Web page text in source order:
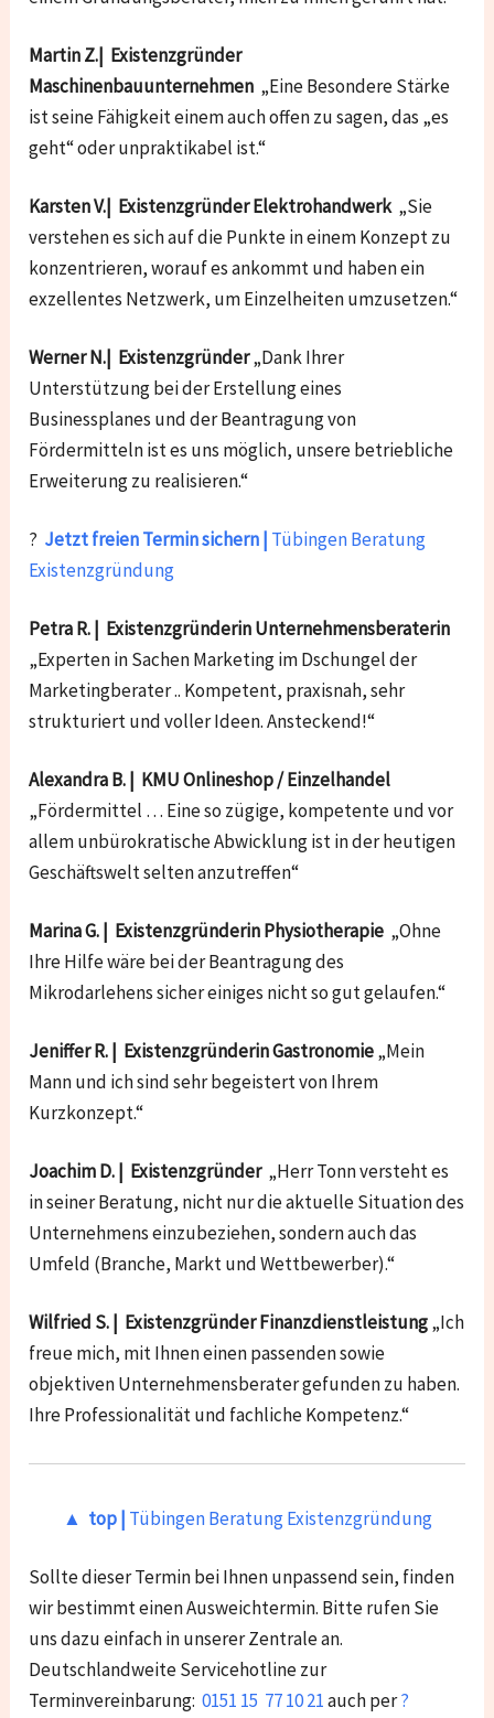
Martin Z.| Existenzgründer
Maschinenbauunternehmen „Eine Besondere Stärke
ist seine Fähigkeit einem auch offen zu sagen, das „es
geht“ oder unpraktikabel ist.“
Karsten V.| Existenzgründer Elektrohandwerk „Sie
verstehen es sich auf die Punkte in einem Konzept zu
konzentrieren, worauf es ankommt und haben ein
exzellentes Netzwerk, um Einzelheiten umzusetzen.“
Werner N.| Existenzgründer„Dank Ihrer
Unterstützung bei der Erstellung eines
Businessplanes und der Beantragung von
Fördermitteln ist es uns möglich, unsere betriebliche
Erweiterung zu realisieren.“
? Jetzt freien Termin sichern | Tübingen Beratung
Existenzgründung
Petra R. | Existenzgründerin Unternehmensberaterin
„Experten in Sachen Marketing im Dschungel der
Marketingberater .. Kompetent, praxisnah, sehr
strukturiert und voller Ideen. Ansteckend!“
Alexandra B. | KMU Onlineshop / Einzelhandel
„Fördermittel … Eine so zügige, kompetente und vor
allem unbürokratische Abwicklung ist in der heutigen
Geschäftswelt selten anzutreffen“
Marina G. | Existenzgründerin Physiotherapie „Ohne
Ihre Hilfe wäre bei der Beantragung des
Mikrodarlehens sicher einiges nicht so gut gelaufen.“
Jeniffer R. | Existenzgründerin Gastronomie„Mein
Mann und ich sind sehr begeistert von Ihrem
Kurzkonzept.“
Joachim D. | Existenzgründer „Herr Tonn versteht es
in seiner Beratung, nicht nur die aktuelle Situation des
Unternehmens einzubeziehen, sondern auch das
Umfeld (Branche, Markt und Wettbewerber).“
Wilfried S. | Existenzgründer Finanzdienstleistung„Ich
freue mich, mit Ihnen einen passenden sowie
objektiven Unternehmensberater gefunden zu haben.
Ihre Professionalität und fachliche Kompetenz.“
▲ top | Tübingen Beratung Existenzgründung
Sollte dieser Termin bei Ihnen unpassend sein, finden
wir bestimmt einen Ausweichtermin. Bitte rufen Sie
uns dazu einfach in unserer Zentrale an.
Deutschlandweite Servicehotline zur
Terminvereinbarung:0151 15 77 10 21auch per?